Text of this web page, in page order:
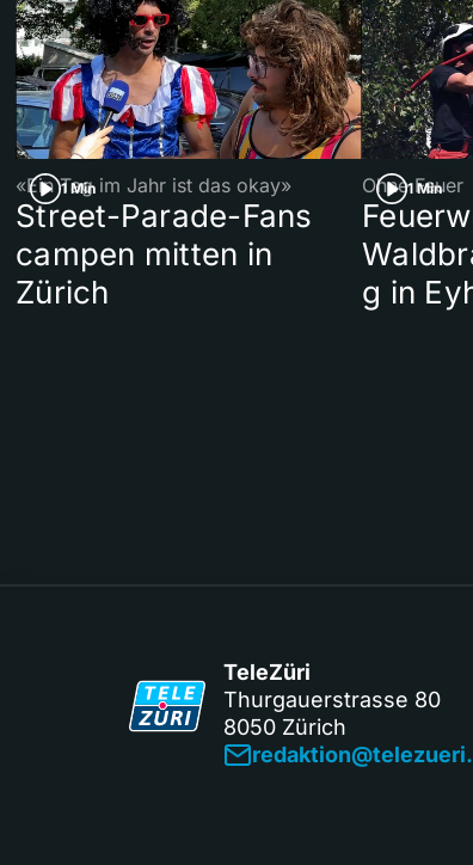
1 Min
«Ein Tag im Jahr ist das okay»
Street-Parade-Fans
campen mitten in
Zürich
1 Min
Ohne Feuer
g in
TeleZüri
Thurgauerstrasse 80
8050 Zürich